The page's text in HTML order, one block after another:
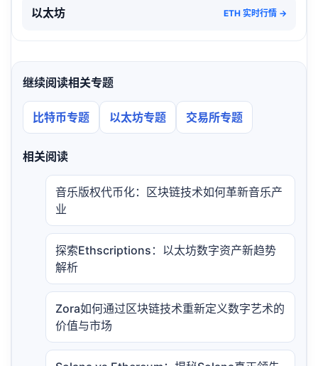
以太坊 ETH 实时行情 →
继续阅读相关专题
比特币专题 以太坊专题 交易所专题
相关阅读
音乐版权代币化：区块链技术如何革新音乐产
业
探索Ethscriptions：以太坊数字资产新趋势
解析
Zora如何通过区块链技术重新定义数字艺术的
价值与市场